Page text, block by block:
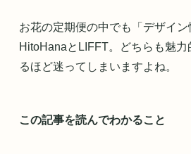
お花の定期便の中でも「デザイ
HitoHanaとLIFFT。どちらも魅
るほど迷ってしまいますよね。
この記事を読んでわかること